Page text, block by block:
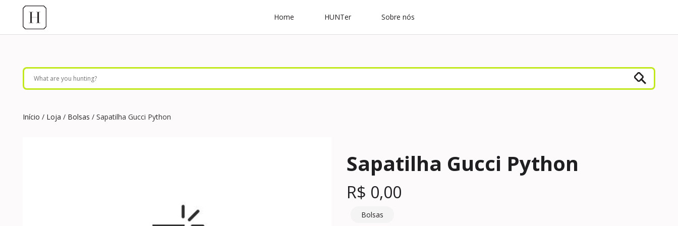
Home HUNTer Sobre nós
Início / Loja / Bolsas / Sapatilha Gucci Python
Sapatilha Gucci Python
R$ 0,00
Bolsas